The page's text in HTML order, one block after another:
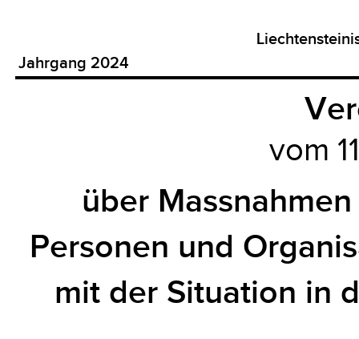
Jahrgang 2024
vom
über
Personen und
mit der Situation in